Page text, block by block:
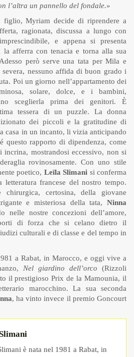
l’altra un pannello del fondale.»
figlio, Myriam decide di riprendere a
ragionata, discussa a lungo con
e appena si presenta
la afferra con tenacia e torna alla sua
però serve una tata per Mila e
severa, nessuno affida di buon grado i
Poi un giorno nell’appartamento dei
solare, dolce, e i bambini,
sceglierla prima dei genitori. È
tessera di un puzzle. La donna
dei piccoli e la gratitudine di
casa in un incanto, li vizia anticipando
questo rapporto di dipendenza, come
incrina, mostrandosi eccessivo, non si
rovinosamente. Con uno stile
poetico, Leïla Slimani si conferma
letteratura francese del nostro tempo.
chirurgica, certosina, della giovane
e misteriosa della tata, Ninna
nelle nostre concezioni dell’amore,
di forza che si celano dietro il
culturali e di classe e del tempo in
a Rabat, in Marocco, e oggi vive a
Nel giardino dell’orco (Rizzoli
il prestigioso Prix de la Mamounia, il
marocchino. La sua seconda
, ha vinto invece il premio Goncourt
è nata nel 1981 a Rabat, in